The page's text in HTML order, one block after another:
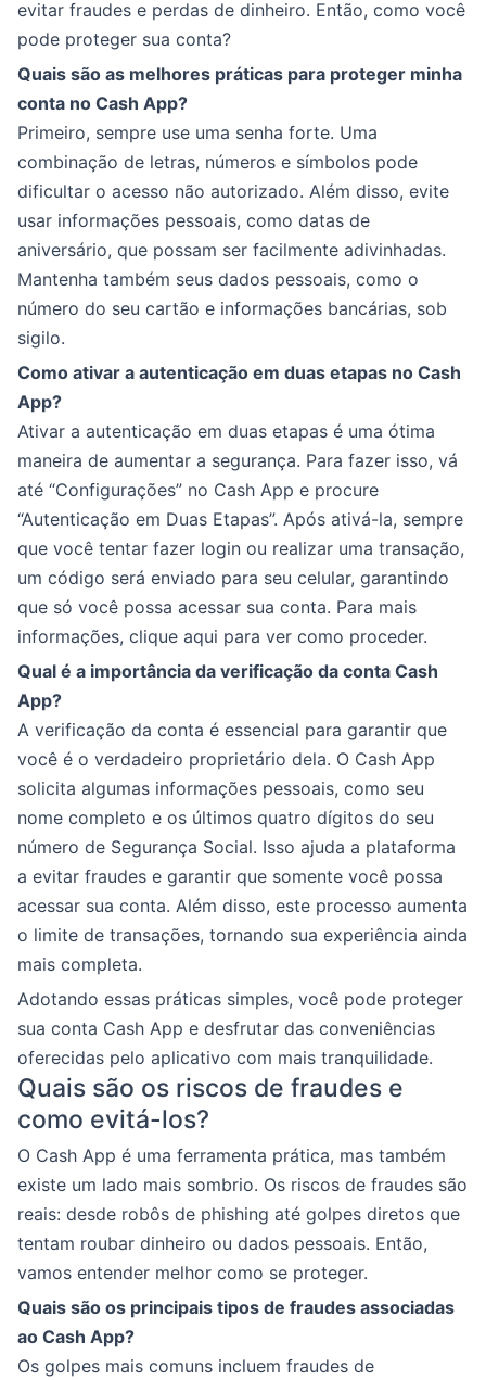
evitar fraudes e perdas de dinheiro. Então, como você
pode proteger sua conta?
Quais são as melhores práticas para proteger minha
conta no Cash App?
Primeiro, sempre use uma senha forte. Uma
combinação de letras, números e símbolos pode
dificultar o acesso não autorizado. Além disso, evite
usar informações pessoais, como datas de
aniversário, que possam ser facilmente adivinhadas.
Mantenha também seus dados pessoais, como o
número do seu cartão e informações bancárias, sob
sigilo.
Como ativar a autenticação em duas etapas no Cash
App?
Ativar a autenticação em duas etapas é uma ótima
maneira de aumentar a segurança. Para fazer isso, vá
até “Configurações” no Cash App e procure
“Autenticação em Duas Etapas”. Após ativá-la, sempre
que você tentar fazer login ou realizar uma transação,
um código será enviado para seu celular, garantindo
que só você possa acessar sua conta. Para mais
informações, clique aqui para ver como proceder.
Qual é a importância da verificação da conta Cash
App?
A verificação da conta é essencial para garantir que
você é o verdadeiro proprietário dela. O Cash App
solicita algumas informações pessoais, como seu
nome completo e os últimos quatro dígitos do seu
número de Segurança Social. Isso ajuda a plataforma
a evitar fraudes e garantir que somente você possa
acessar sua conta. Além disso, este processo aumenta
o limite de transações, tornando sua experiência ainda
mais completa.
Adotando essas práticas simples, você pode proteger
sua conta Cash App e desfrutar das conveniências
oferecidas pelo aplicativo com mais tranquilidade.
Quais são os riscos de fraudes e
como evitá-los?
O Cash App é uma ferramenta prática, mas também
existe um lado mais sombrio. Os riscos de fraudes são
reais: desde robôs de phishing até golpes diretos que
tentam roubar dinheiro ou dados pessoais. Então,
vamos entender melhor como se proteger.
Quais são os principais tipos de fraudes associadas
ao Cash App?
Os golpes mais comuns incluem fraudes de